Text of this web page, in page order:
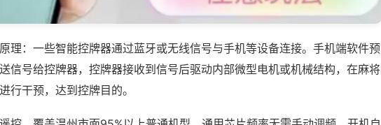
理：一些智能控牌器通过蓝牙或无线信号与手机等设备连接。手机端软件预
信号给控牌器，控牌器接收到信号后驱动内部微型电机或机械结构，在麻将
行干预，达到控牌目的。